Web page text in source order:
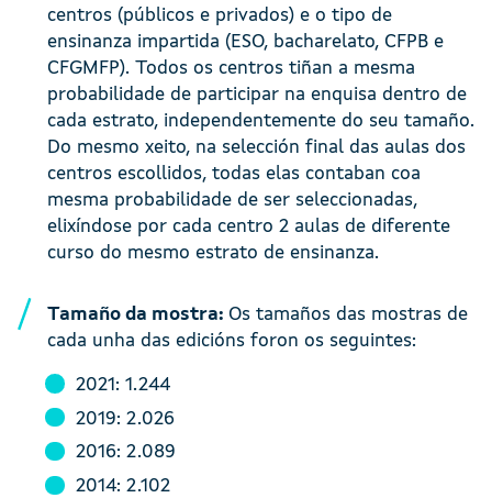
centros (públicos e privados) e o tipo de
ensinanza impartida (ESO, bacharelato, CFPB e
CFGMFP). Todos os centros tiñan a mesma
probabilidade de participar na enquisa dentro de
cada estrato, independentemente do seu tamaño.
Do mesmo xeito, na selección final das aulas dos
centros escollidos, todas elas contaban coa
mesma probabilidade de ser seleccionadas,
elixíndose por cada centro 2 aulas de diferente
curso do mesmo estrato de ensinanza.
Tamaño da mostra: Os tamaños das mostras de
cada unha das edicións foron os seguintes:
2021: 1.244
2019: 2.026
2016: 2.089
2014: 2.102